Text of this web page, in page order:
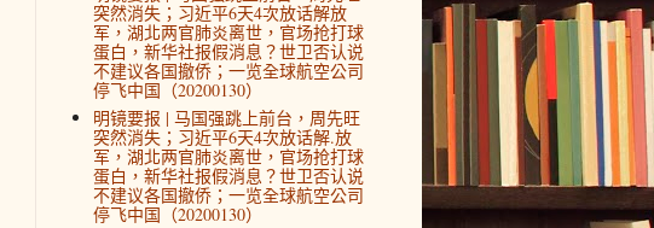
突然消失；习近平6天4次放话解放
军，湖北两官肺炎离世，官场抢打球
蛋白，新华社报假消息？世卫否认说
不建议各国撤侨；一览全球航空公司
停飞中国（20200130）
明镜要报 | 马国强跳上前台，周先旺
突然消失；习近平6天4次放话解.放
军，湖北两官肺炎离世，官场抢打球
蛋白，新华社报假消息？世卫否认说
不建议各国撤侨；一览全球航空公司
停飞中国（20200130）